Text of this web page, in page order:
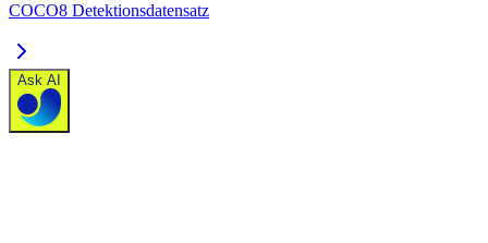
COCO8 Detektionsdatensatz
Ask AI